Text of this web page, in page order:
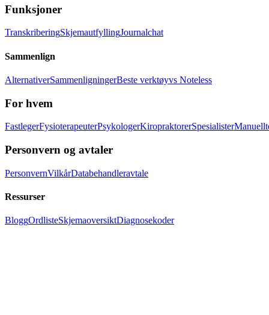
Funksjoner
TranskriberingSkjemautfyllingJournalchat
Sammenlign
AlternativerSammenligningerBeste verktøyvs Noteless
For hvem
FastlegerFysioterapeuterPsykologerKiropraktorerSpesialister
Personvern og avtaler
PersonvernVilkårDatabehandleravtale
Ressurser
BloggOrdlisteSkjemaoversiktDiagnosekoder